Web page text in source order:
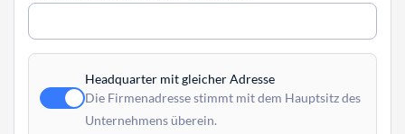
Headquarter mit gleicher Adresse
Die Firmenadresse stimmt mit dem Hauptsitz des
Unternehmens überein.